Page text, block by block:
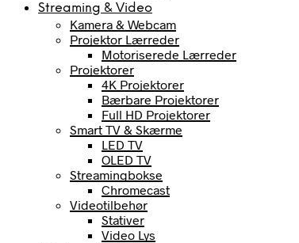
Streaming & Video
Kamera & Webcam
Projektor Lærreder
Motoriserede Lærreder
Projektorer
4K Projektorer
Bærbare Projektorer
Full HD Projektorer
Smart TV & Skærme
LED TV
OLED TV
Streamingbokse
Chromecast
Videotilbehør
Stativer
Video Lys